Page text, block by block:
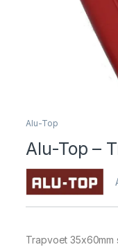
Alu-Top
Alu-Top –
Trapvoet 35x60mm